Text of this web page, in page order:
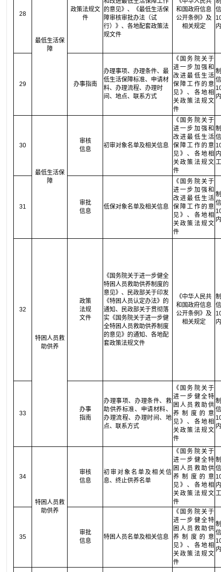
28
最低生活保
障
政策法规文
件
的意见》、《最低生活保
障审核审批办法（试
行）》、各地配套政策法
规文件
和国政府信息
公开条例》及
相关规定
29 办事指南
办理事项、办理条件、最
低生活保障标准、申请材
料、办理流程、办理时
间、地点、联系方式
《国务院关于
进一步加强和
改进最低生活
保障工作的意
见》、各地相
关政策法规文
件
30
最低生活保
障
审核
信息
初审对象名单及相关信息
《国务院关于
进一步加强和
改进最低生活
保障工作的意
见》、各地相
关政策法规文
件
31
审批
信息
低保对象名单及相关信息
《国务院关于
进一步加强和
改进最低生活
保障工作的意
见》、各地相
关政策法规文
件
32
特困人员救
助供养
政策
法规
文件
《国务院关于进一步健全
特困人员救助供养制度的
意见》、民政部关于印发
《特困人员认定办法》的
通知、民政部关于贯彻落
实《国务院关于进一步健
全特困人员救助供养制度
的意见》的通知、各地配
套政策法规文件
《中华人民共
和国政府信息
公开条例》及
相关规定
33
办事
指南
办理事项、办理条件、救
助供养标准、申请材料、
办理流程、办理时间、地
点、联系方式
《国务院关于
进一步健全特
困人员救助供
养制度的意
见》、各地相
关政策法规文
件
34
特困人员救
助供养
审核
信息
初审对象名单及相关信
息、终止供养名单
《国务院关于
进一步健全特
困人员救助供
养制度的意
见》、各地相
关政策法规文
件
35
审批
信息
特困人员名单及相关信息
《国务院关于
进一步健全特
困人员救助供
养制度的意
见》、各地相
关政策法规文
件